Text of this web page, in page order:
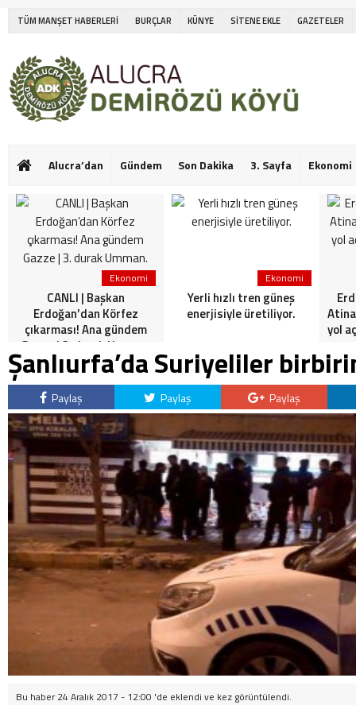
TÜM MANŞET HABERLERİ BURÇLAR KÜNYE SİTENE EKLE GAZETELER
Alucra’dan Gündem Son Dakika 3. Sayfa Ekonomi
Ekonomi
CANLI | Başkan
Erdoğan’dan Körfez
çıkarması! Ana gündem
Gazze | 3. durak Umman.
Ekonomi
Yerli hızlı tren güneş
enerjisiyle üretiliyor.
yol
Şanlıurfa’da Suriyeliler
Paylaş Paylaş Paylaş
Bu haber 24 Aralık 2017 - 12:00 'de eklendi ve kez görüntülendi.